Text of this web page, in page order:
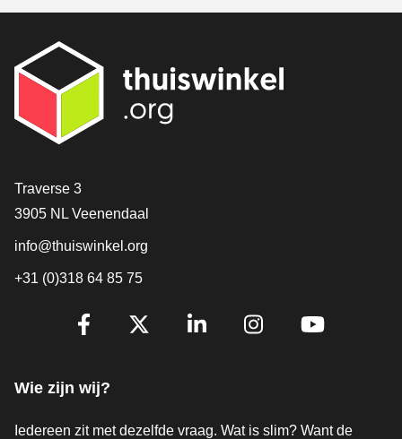
Contact
Traverse 3
3905 NL Veenendaal
info@thuiswinkel.org
+31 (0)318 64 85 75
Volg je ons al?
Wie zijn wij?
Iedereen zit met dezelfde vraag. Wat is slim? Want de